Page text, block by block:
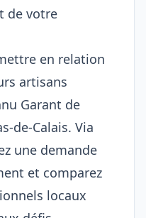
de votre
en relation
artisans
Garant de
de-Calais. Via
une demande
et comparez
locaux